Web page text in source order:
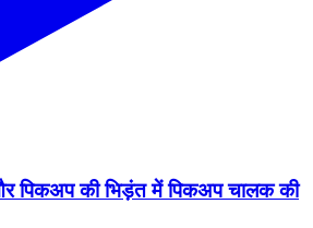
पिकअप की भिड़ंत में पिकअप चालक की